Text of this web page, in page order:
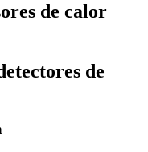
de calor
de